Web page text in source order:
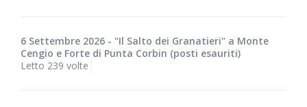
6 Settembre 2026 - "Il Salto dei Granatieri" a Monte
Cengio e Forte di Punta Corbin (posti esauriti)
Letto 239 volte